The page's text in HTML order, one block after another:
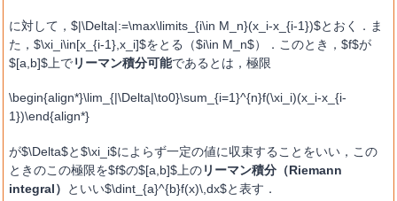
に対して，$|\Delta|:=\max\limits_{i\in M_n}(x_i-x_{i-1})$とおく．ま
た，$\xi_i\in[x_{i-1},x_i]$をとる（$i\in M_n$）．このとき，$f$が
$[a,b]$上でリーマン積分可能であるとは，極限
\begin{align*}\lim_{|\Delta|\to0}\sum_{i=1}^{n}f(\xi_i)(x_i-x_{i-
1})\end{align*}
が$\Delta$と$\xi_i$によらず一定の値に収束することをいい，この
ときのこの極限を$f$の$[a,b]$上のリーマン積分（Riemann
integral）
といい$\dint_{a}^{b}f(x)\,dx$と表す．